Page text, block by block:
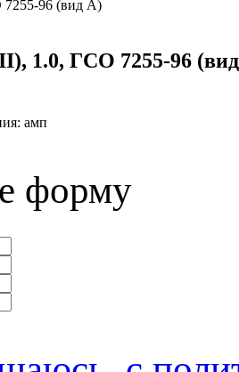
96 (вид А)
1.0, ГСО 7255-96 (вид
амп
форму